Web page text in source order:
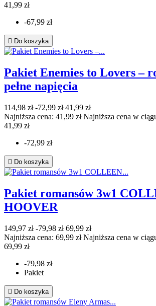
41,99 zł
-67,99 zł
 Do koszyka
Pakiet Enemies to Lovers –
pełne napięcia
114,98 zł -72,99 zł 41,99 zł
Najniższa cena: 41,99 złNajniższa cena w
41,99 zł
-72,99 zł
 Do koszyka
Pakiet romansów 3w1
HOOVER
149,97 zł -79,98 zł 69,99 zł
Najniższa cena: 69,99 złNajniższa cena w
69,99 zł
-79,98 zł
Pakiet
 Do koszyka